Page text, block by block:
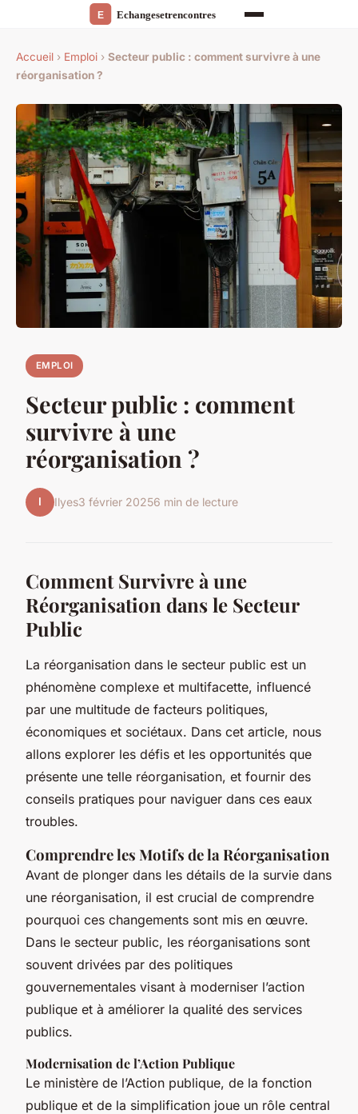
Accueil › Emploi › Secteur public : comment survivre à une
réorganisation ?
EMPLOI
Secteur public : comment
survivre à une
réorganisation ?
I Ilyes3 février 20256 min de lecture
Comment Survivre à une
Réorganisation dans le Secteur
Public
La réorganisation dans le secteur public est un
phénomène complexe et multifacette, influencé
par une multitude de facteurs politiques,
économiques et sociétaux. Dans cet article, nous
allons explorer les défis et les opportunités que
présente une telle réorganisation, et fournir des
conseils pratiques pour naviguer dans ces eaux
troubles.
Comprendre les Motifs de la Réorganisation
Avant de plonger dans les détails de la survie dans
une réorganisation, il est crucial de comprendre
pourquoi ces changements sont mis en œuvre.
Dans le secteur public, les réorganisations sont
souvent drivées par des politiques
gouvernementales visant à moderniser l’action
publique et à améliorer la qualité des services
publics.
Modernisation de l’Action Publique
Le ministère de l’Action publique, de la fonction
publique et de la simplification joue un rôle central